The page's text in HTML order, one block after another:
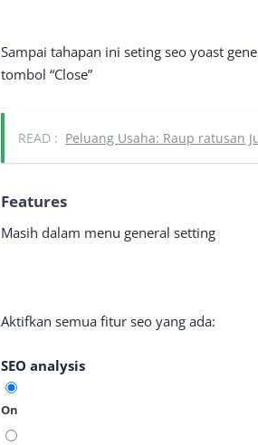
Sampai tahapan ini seting seo yoast
tombol “Close”
READ : Peluang Usaha: Raup ratusan
Features
Masih dalam menu general setting
Aktifkan semua fitur seo yang ada:
SEO analysis
On